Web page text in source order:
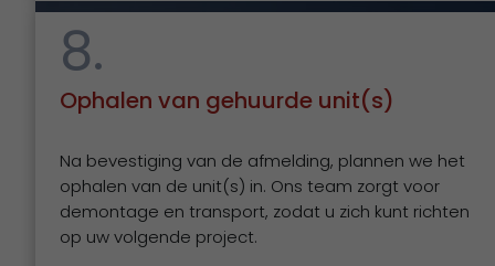
8.
Ophalen van gehuurde unit(s)
Na bevestiging van de afmelding, plannen we het
ophalen van de unit(s) in. Ons team zorgt voor
demontage en transport, zodat u zich kunt richten
op uw volgende project.